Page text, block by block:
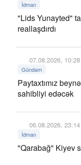
İdman
"Lids Yunayted"
reallaşdırdı
07.08.2026, 10:28
Gündəm
Paytaxtımız
sahibliyi edəcək
06.08.2026, 23:14
İdman
"Qarabağ" Kiyev